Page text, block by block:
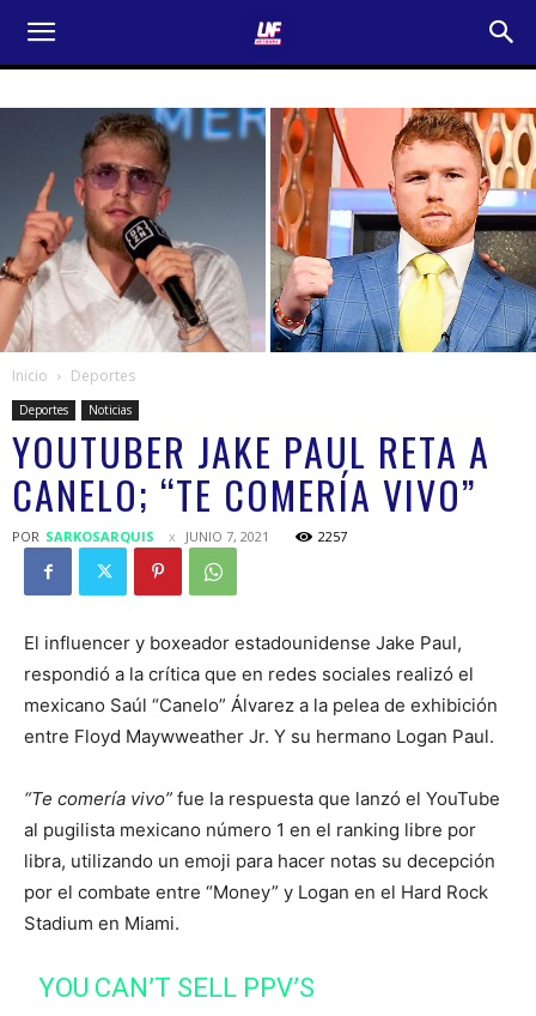
Inicio Deportes
Deportes Noticias
YOUTUBER JAKE PAUL RETA A
CANELO; “TE COMERÍA VIVO”
POR SARKOSARQUIS JUNIO 7, 2021 2257
El influencer y boxeador estadounidense Jake Paul,
respondió a la crítica que en redes sociales realizó el
mexicano Saúl “Canelo” Álvarez a la pelea de exhibición
entre Floyd Maywweather Jr. Y su hermano Logan Paul.
“Te comería vivo” fue la respuesta que lanzó el YouTube
al pugilista mexicano número 1 en el ranking libre por
libra, utilizando un emoji para hacer notas su decepción
por el combate entre “Money” y Logan en el Hard Rock
Stadium en Miami.
YOU CAN’T SELL PPV’S